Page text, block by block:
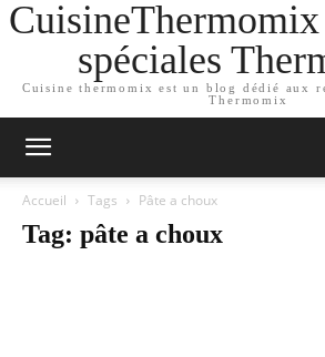
CuisineThermomix
spéciales
Cuisine thermomix est un blog dédié aux
Thermomix
Accueil Tags Pâte a choux
Tag: pâte a choux